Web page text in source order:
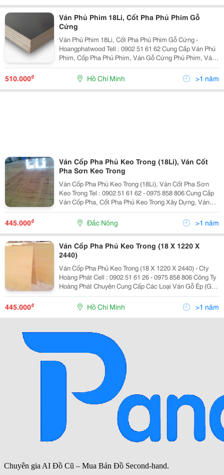
Ván Phủ Phim 18Li, Cốt Pha Phủ Phim Gỗ
Cứng
Ván Phủ Phim 18Li, Cốt Pha Phủ Phim Gỗ Cứng -
Hoangphatwood Tell : 0902 51 61 62 Cung Cấp Ván Phủ
Phim, Cốp Pha Phủ Phim, Ván Gỗ Cứng Phủ Phim, Ván
Phủ Phim Xây Dựng * Thông Số Kỹ Thuật Ván Phủ Phim
510.000₫ Hồ Chí Minh >1 năm
Ván Cốp Pha Phủ Keo Trong (18Li), Ván Cốt
Pha Sơn Keo Trong
Ván Cốp Pha Phủ Keo Trong (18Li), Ván Cốt Pha Sơn
Keo Trong Tel : 0902 51 61 62 - 0975 858 806 Cung Cấp
Ván Cốp Pha, Cốt Pha Phủ Keo Trong Xây Dựng, Ván
Được Sử Dụng Thay Thế Các Loại Ván Cốp Pha Ngày
Xưa : Ván Tôn, Ván Sắt, Ván Cây Gỗ...
445.000₫ Đắc Nông >1 năm
Ván Cốp Pha Phủ Keo Trong (18 X 1220 X
2440)
Ván Cốp Pha Phủ Keo Trong (18 X 1220 X 2440) - Cty
Hoàng Phát Cell : 0902 51 61 26 - 0975 858 806 Công Ty
Hoàng Phát Chuyên Cung Cấp Các Loại Ván Gỗ Ép (Gỗ
Dán) Chuyên Dùng Cho Ngành Xây Dựng - Ván Ép Cốp
Pha Dùng Đổ Cột : Loại Mặt Rộng Từ 2
445.000₫ Hồ Chí Minh >1 năm